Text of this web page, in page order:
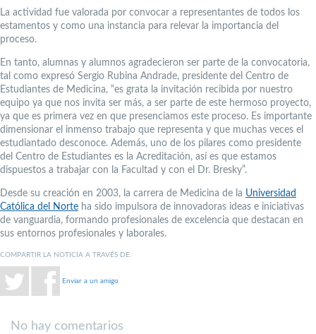
La actividad fue valorada por convocar a representantes de todos los
estamentos y como una instancia para relevar la importancia del
proceso.
En tanto, alumnas y alumnos agradecieron ser parte de la convocatoria,
tal como expresó Sergio Rubina Andrade, presidente del Centro de
Estudiantes de Medicina, “es grata la invitación recibida por nuestro
equipo ya que nos invita ser más, a ser parte de este hermoso proyecto,
ya que es primera vez en que presenciamos este proceso. Es importante
dimensionar el inmenso trabajo que representa y que muchas veces el
estudiantado desconoce. Además, uno de los pilares como presidente
del Centro de Estudiantes es la Acreditación, así es que estamos
dispuestos a trabajar con la Facultad y con el Dr. Bresky”.
Desde su creación en 2003, la carrera de Medicina de la Universidad
Católica del Norte ha sido impulsora de innovadoras ideas e iniciativas
de vanguardia, formando profesionales de excelencia que destacan en
sus entornos profesionales y laborales.
COMPARTIR LA NOTICIA A TRAVÉS DE:
Enviar a un amigo
No hay comentarios